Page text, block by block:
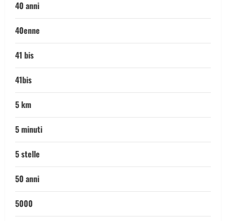
40 anni
40enne
41 bis
41bis
5 km
5 minuti
5 stelle
50 anni
5000